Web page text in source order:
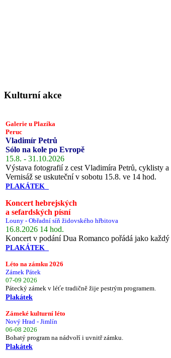
Kulturní akce
Galerie u Plazíka
Peruc
Vladimír Petrů
Sólo na kole po Evropě
15.8. - 31.10.2026
Výstava fotografií z cest Vladimíra Petrů, cyklisty
Vernisáž se uskuteční v sobotu 15.8. ve 14 hod.
PLAKÁTEK
Koncert hebrejských
a sefardských písní
Louny - Obřadní síň židovského hřbitova
16.8.2026 14 hod.
Koncert v podání Dua Romanco pořádá jako
PLAKÁTEK
Léto na zámku 2026
Zámek Pátek
07-09 2026
Pátecký zámek v léťe tradičně žije pestrým programem.
Plakátek
Zámeké kulturní léto
Nový Hrad - Jimlín
06-08 2026
Bohatý program na nádvoří i uvnitř zámku.
Plakátek